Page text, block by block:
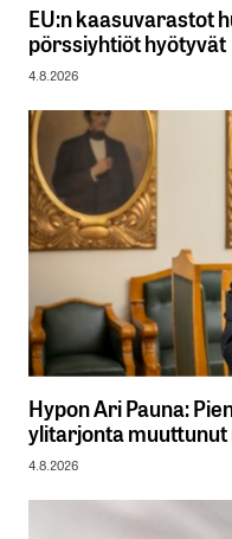
EU:n kaasuvarastot
pörssiyhtiöt hyötyvät
4.8.2026
Hypon Ari Pauna:
ylitarjonta
4.8.2026